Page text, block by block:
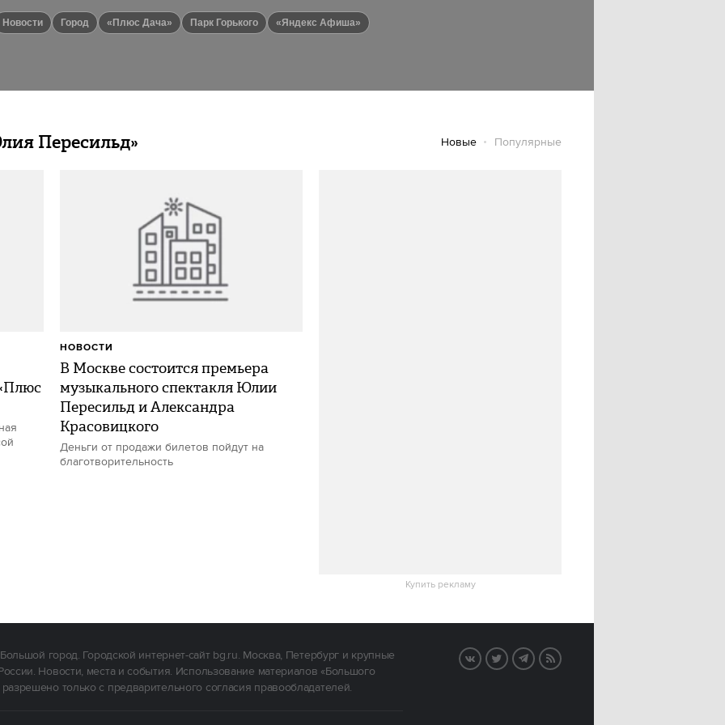
новости город «Плюс Дача» Парк Горького «Яндекс Афиша»
Пересильд» Новые Популярные
Купить рекламу
В Москве состоится премьера
музыкального спектакля Юлии
Пересильд и Александра
Красовицкого
Деньги от продажи билетов пойдут на
благотворительность
НОВОСТИ
город. Городской интернет-сайт bg.ru. Москва, Петербург и крупные
Новости, места и события. Использование материалов «Большого
разрешено только с предварительного согласия правообладателей.
VK TwitterTelegram
RSS